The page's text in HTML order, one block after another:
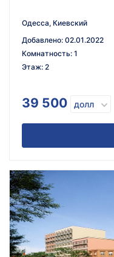
Одесса, Киевский
Добавлено: 02.01.2022
Комнатность: 1
Этаж: 2
39 500 долл